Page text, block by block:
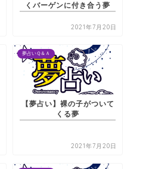
くバーゲンに付き合う夢
2021年7月20日
夢占いＱ＆Ａ
【夢占い】裸の子がついて
くる夢
2021年7月20日